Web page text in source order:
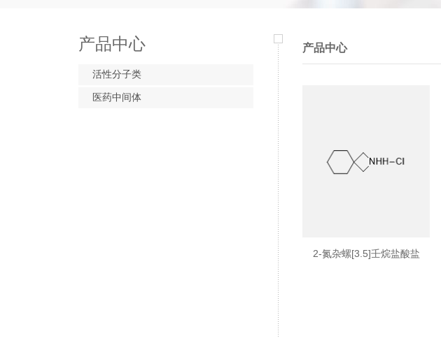
产品中心
2-氮杂螺[3.5]壬烷盐酸盐
产品中心
活性分子类
医药中间体